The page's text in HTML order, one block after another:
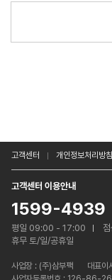
고객센터 개인정보처리방침
고객센터 이용안내
1599-4939
평일 09:00 - 17:00
휴무 토/일/공휴일
사업장 : (주)삼부팩
대표이